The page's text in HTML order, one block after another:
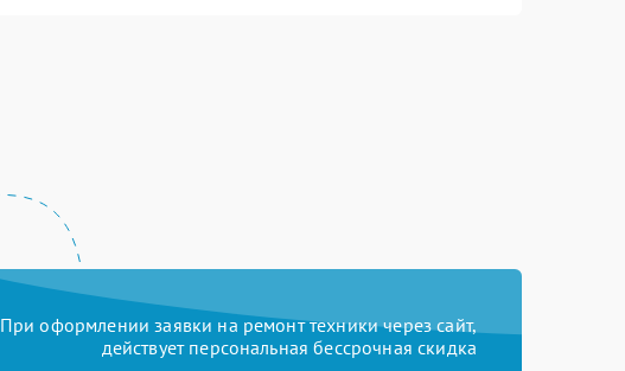
При оформлении заявки на ремонт техники через сайт,
действует персональная бессрочная скидка